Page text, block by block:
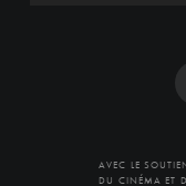
AVEC LE
DU CINÉMA ET